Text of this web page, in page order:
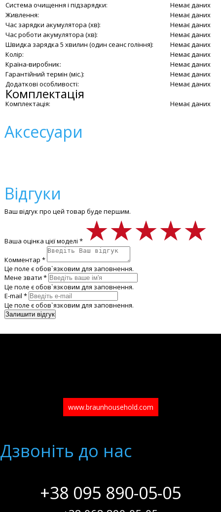
Система очищення і підзарядки:
Немає даних
Живлення:
Немає даних
Час зарядки акумулятора (хв):
Немає даних
Час роботи акумулятора (хв):
Немає даних
Швидка зарядка 5 хвилин (один сеанс гоління):
Немає даних
Колір:
Немає даних
Країна-виробник:
Немає даних
Гарантійний термін (міс.):
Немає даних
Додаткові особливості:
Немає даних
Комплектація
Комплектація: Немає даних
Аксесуари
Відгуки
Ваш відгук про цей товар буде першим.
Ваша оцінка цієї моделі * ★★★★★
★★★★★
★★★★★
Комментар *
Це поле є обов`язковим для заповнення.
Мене звати *
Це поле є обов`язковим для заповнення.
E-mail *
Це поле є обов`язковим для заповнення.
www.braunhousehold.com
Дзвонiть до нас
+38 095 890-05-05